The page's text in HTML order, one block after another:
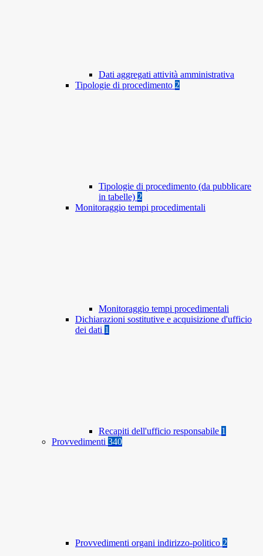
Dati aggregati attività amministrativa
Tipologie di procedimento 2
Tipologie di procedimento (da pubblicare
in tabelle) 2
Monitoraggio tempi procedimentali
Monitoraggio tempi procedimentali
Dichiarazioni sostitutive e acquisizione d'ufficio
dei dati 1
Recapiti dell'ufficio responsabile 1
Provvedimenti 340
Provvedimenti organi indirizzo-politico 2